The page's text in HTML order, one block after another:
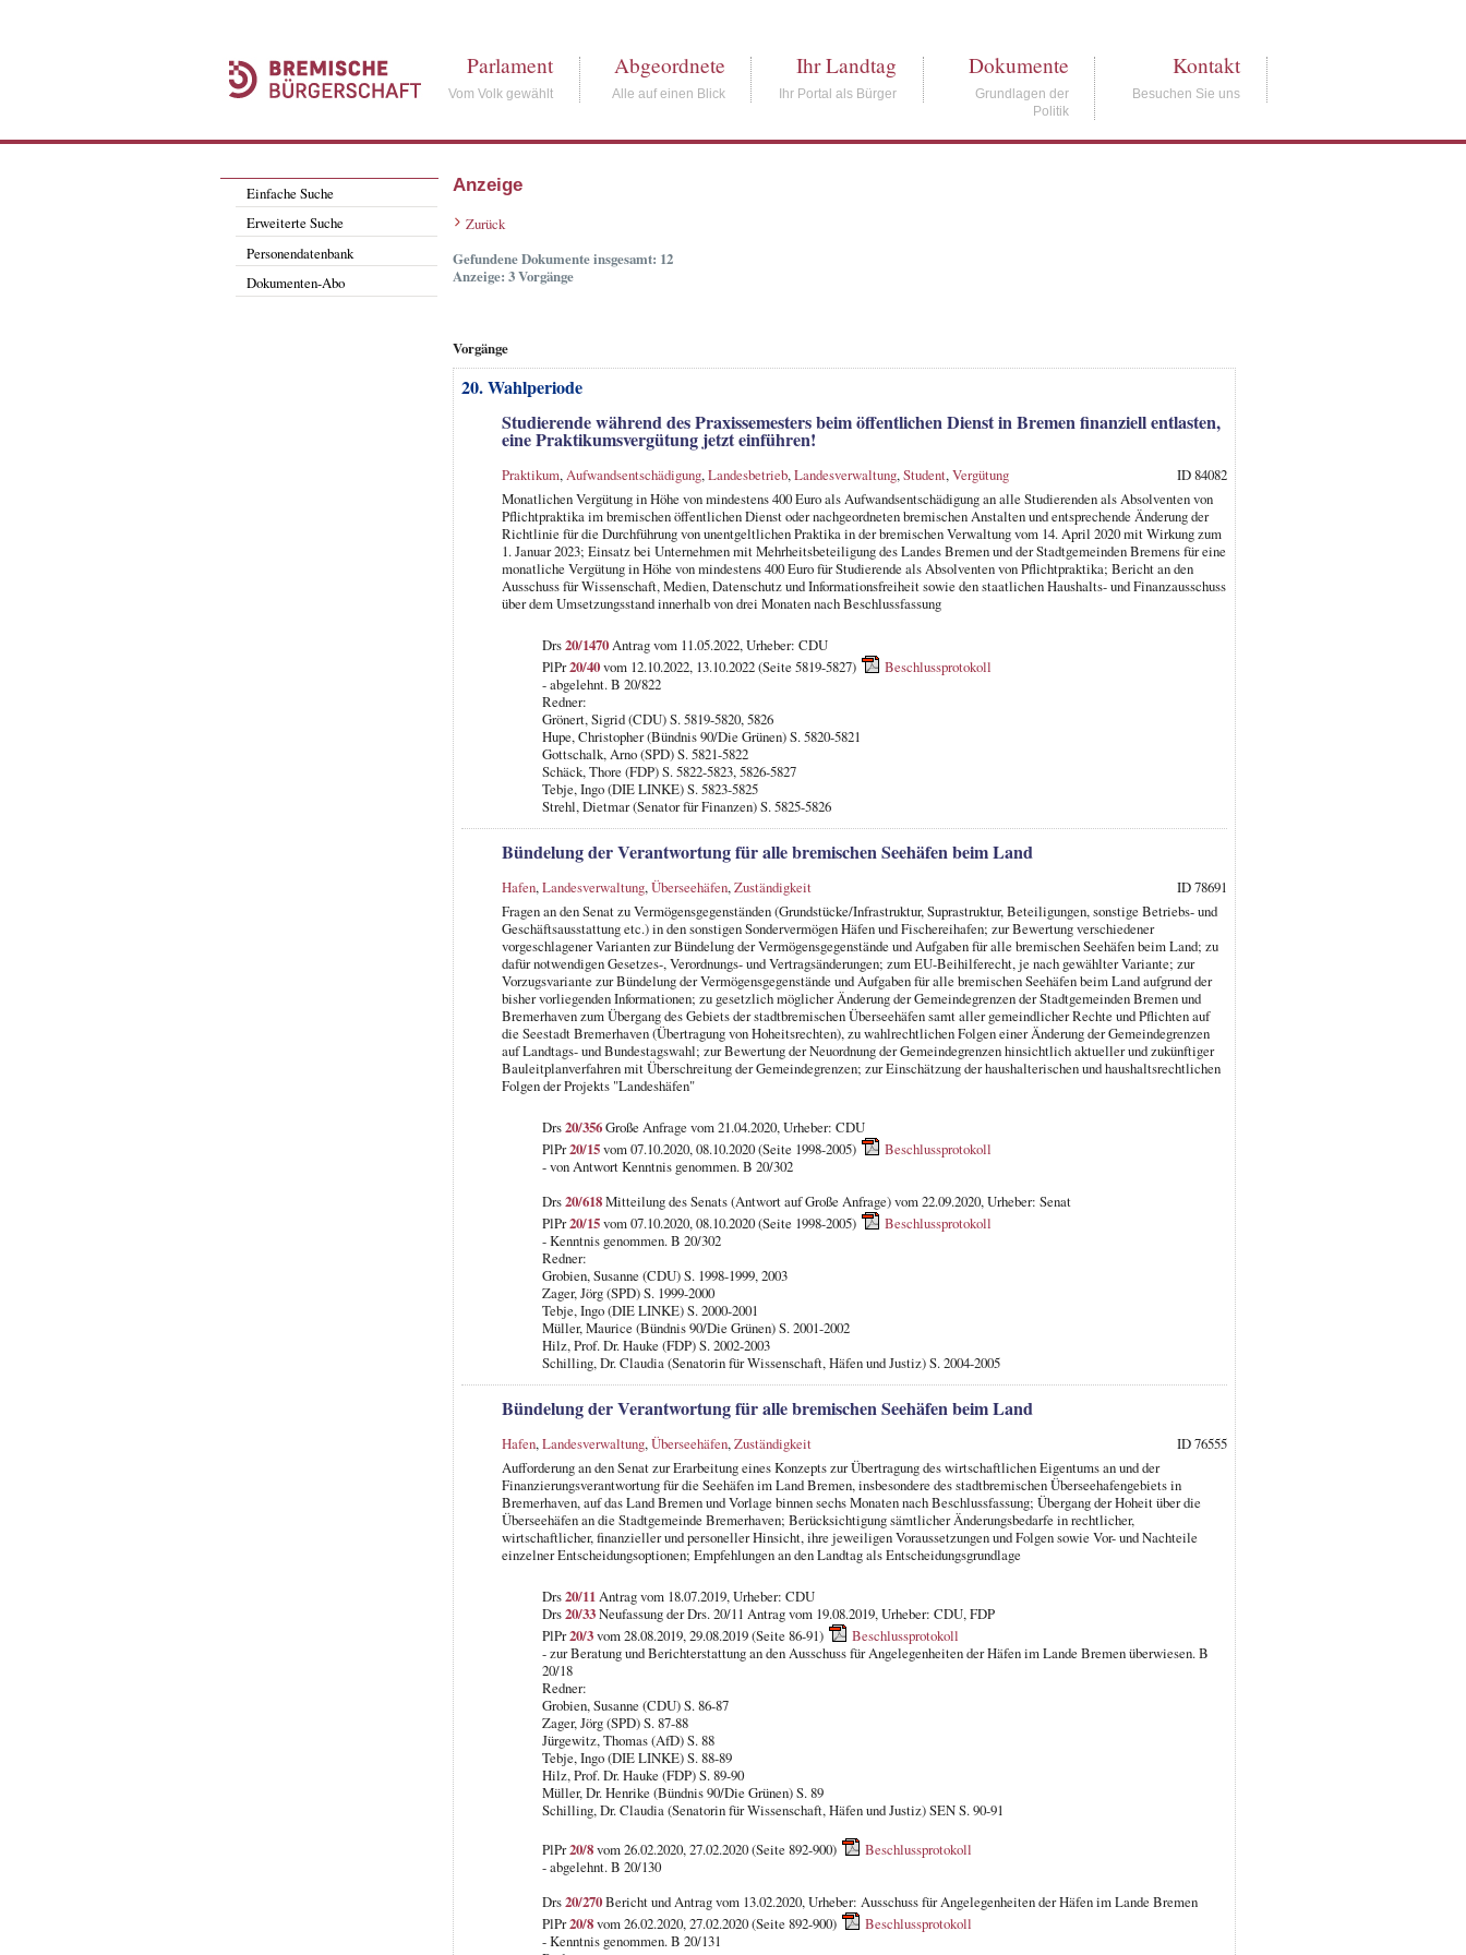
Parlament
Vom Volk gewählt
Abgeordnete
Alle auf einen Blick
Ihr Landtag
Ihr Portal als Bürger
Dokumente
Grundlagen der
Politik
Kontakt
Besuchen Sie uns
Einfache Suche
Erweiterte Suche
Personendatenbank
Dokumenten-Abo
Anzeige
Zurück
Gefundene Dokumente insgesamt: 12
Anzeige: 3 Vorgänge
Vorgänge
20. Wahlperiode
Studierende während des Praxissemesters beim öffentlichen Dienst in Bremen finanziell entlasten,
eine Praktikumsvergütung jetzt einführen!
Praktikum,Aufwandsentschädigung,Landesbetrieb,Landesverwaltung,Student,Vergütung
ID 84082
Monatlichen Vergütung in Höhe von mindestens 400 Euro als Aufwandsentschädigung an alle Studierenden als Absolventen von
Pflichtpraktika im bremischen öffentlichen Dienst oder nachgeordneten bremischen Anstalten und entsprechende Änderung der
Richtlinie für die Durchführung von unentgeltlichen Praktika in der bremischen Verwaltung vom 14. April 2020 mit Wirkung zum
1. Januar 2023; Einsatz bei Unternehmen mit Mehrheitsbeteiligung des Landes Bremen und der Stadtgemeinden Bremens für eine
monatliche Vergütung in Höhe von mindestens 400 Euro für Studierende als Absolventen von Pflichtpraktika; Bericht an den
Ausschuss für Wissenschaft, Medien, Datenschutz und Informationsfreiheit sowie den staatlichen Haushalts- und Finanzausschuss
über dem Umsetzungsstand innerhalb von drei Monaten nach Beschlussfassung
Drs20/1470Antrag vom 11.05.2022, Urheber: CDU
PlPr20/40vom 12.10.2022, 13.10.2022 (Seite 5819-5827)
Beschlussprotokoll
- abgelehnt. B 20/822
Redner:
Grönert, Sigrid (CDU) S. 5819-5820, 5826
Hupe, Christopher (Bündnis 90/Die Grünen) S. 5820-5821
Gottschalk, Arno (SPD) S. 5821-5822
Schäck, Thore (FDP) S. 5822-5823, 5826-5827
Tebje, Ingo (DIE LINKE) S. 5823-5825
Strehl, Dietmar (Senator für Finanzen) S. 5825-5826
Bündelung der Verantwortung für alle bremischen Seehäfen beim Land
Hafen,Landesverwaltung,Überseehäfen,Zuständigkeit
ID 78691
Fragen an den Senat zu Vermögensgegenständen (Grundstücke/Infrastruktur, Suprastruktur, Beteiligungen, sonstige Betriebs- und
Geschäftsausstattung etc.) in den sonstigen Sondervermögen Häfen und Fischereihafen; zur Bewertung verschiedener
vorgeschlagener Varianten zur Bündelung der Vermögensgegenstände und Aufgaben für alle bremischen Seehäfen beim Land; zu
dafür notwendigen Gesetzes-, Verordnungs- und Vertragsänderungen; zum EU-Beihilferecht, je nach gewählter Variante; zur
Vorzugsvariante zur Bündelung der Vermögensgegenstände und Aufgaben für alle bremischen Seehäfen beim Land aufgrund der
bisher vorliegenden Informationen; zu gesetzlich möglicher Änderung der Gemeindegrenzen der Stadtgemeinden Bremen und
Bremerhaven zum Übergang des Gebiets der stadtbremischen Überseehäfen samt aller gemeindlicher Rechte und Pflichten auf
die Seestadt Bremerhaven (Übertragung von Hoheitsrechten), zu wahlrechtlichen Folgen einer Änderung der Gemeindegrenzen
auf Landtags- und Bundestagswahl; zur Bewertung der Neuordnung der Gemeindegrenzen hinsichtlich aktueller und zukünftiger
Bauleitplanverfahren mit Überschreitung der Gemeindegrenzen; zur Einschätzung der haushalterischen und haushaltsrechtlichen
Folgen der Projekts "Landeshäfen"
Drs20/356Große Anfrage vom 21.04.2020, Urheber: CDU
PlPr20/15vom 07.10.2020, 08.10.2020 (Seite 1998-2005)
Beschlussprotokoll
- von Antwort Kenntnis genommen. B 20/302
Drs20/618Mitteilung des Senats (Antwort auf Große Anfrage) vom 22.09.2020, Urheber: Senat
PlPr20/15vom 07.10.2020, 08.10.2020 (Seite 1998-2005)
Beschlussprotokoll
- Kenntnis genommen. B 20/302
Redner:
Grobien, Susanne (CDU) S. 1998-1999, 2003
Zager, Jörg (SPD) S. 1999-2000
Tebje, Ingo (DIE LINKE) S. 2000-2001
Müller, Maurice (Bündnis 90/Die Grünen) S. 2001-2002
Hilz, Prof. Dr. Hauke (FDP) S. 2002-2003
Schilling, Dr. Claudia (Senatorin für Wissenschaft, Häfen und Justiz) S. 2004-2005
Bündelung der Verantwortung für alle bremischen Seehäfen beim Land
Hafen,Landesverwaltung,Überseehäfen,Zuständigkeit
ID 76555
Aufforderung an den Senat zur Erarbeitung eines Konzepts zur Übertragung des wirtschaftlichen Eigentums an und der
Finanzierungsverantwortung für die Seehäfen im Land Bremen, insbesondere des stadtbremischen Überseehafengebiets in
Bremerhaven, auf das Land Bremen und Vorlage binnen sechs Monaten nach Beschlussfassung; Übergang der Hoheit über die
Überseehäfen an die Stadtgemeinde Bremerhaven; Berücksichtigung sämtlicher Änderungsbedarfe in rechtlicher,
wirtschaftlicher, finanzieller und personeller Hinsicht, ihre jeweiligen Voraussetzungen und Folgen sowie Vor- und Nachteile
einzelner Entscheidungsoptionen; Empfehlungen an den Landtag als Entscheidungsgrundlage
Drs20/11Antrag vom 18.07.2019, Urheber: CDU
Drs20/33Neufassung der Drs. 20/11 Antrag vom 19.08.2019, Urheber: CDU, FDP
PlPr20/3vom 28.08.2019, 29.08.2019 (Seite 86-91)
Beschlussprotokoll
- zur Beratung und Berichterstattung an den Ausschuss für Angelegenheiten der Häfen im Lande Bremen überwiesen. B
20/18
Redner:
Grobien, Susanne (CDU) S. 86-87
Zager, Jörg (SPD) S. 87-88
Jürgewitz, Thomas (AfD) S. 88
Tebje, Ingo (DIE LINKE) S. 88-89
Hilz, Prof. Dr. Hauke (FDP) S. 89-90
Müller, Dr. Henrike (Bündnis 90/Die Grünen) S. 89
Schilling, Dr. Claudia (Senatorin für Wissenschaft, Häfen und Justiz) SEN S. 90-91
PlPr20/8vom 26.02.2020, 27.02.2020 (Seite 892-900)
Beschlussprotokoll
- abgelehnt. B 20/130
Drs20/270Bericht und Antrag vom 13.02.2020, Urheber: Ausschuss für Angelegenheiten der Häfen im Lande Bremen
PlPr20/8vom 26.02.2020, 27.02.2020 (Seite 892-900)
Beschlussprotokoll
- Kenntnis genommen. B 20/131